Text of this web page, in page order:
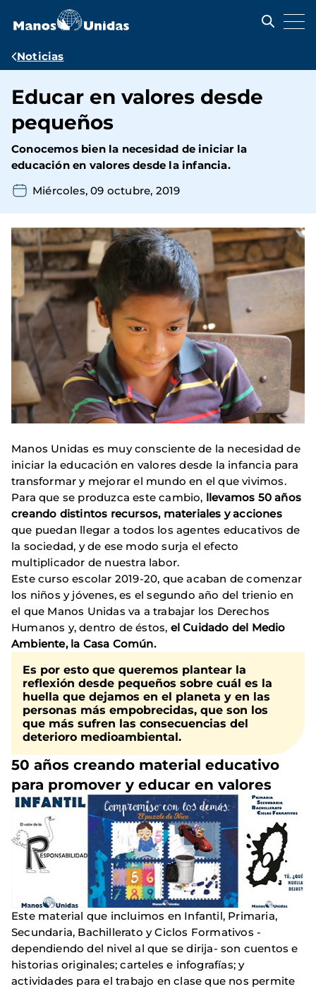
contenido
Ruta
navegación
Noticias
Educar en valores desde
pequeños
Conocemos bien la necesidad de iniciar la
educación en valores desde la infancia.
Miércoles, 09 octubre, 2019
Manos Unidas es muy consciente de la necesidad de
iniciar la educación en valores desde la infancia para
transformar y mejorar el mundo en el que vivimos.
Para que se produzca este cambio, llevamos 50 años
creando distintos recursos, materiales y acciones
que puedan llegar a todos los agentes educativos de
la sociedad, y de ese modo surja el efecto
multiplicador de nuestra labor.
Este curso escolar 2019-20, que acaban de comenzar
los niños y jóvenes, es el segundo año del trienio en
el que Manos Unidas va a trabajar los Derechos
Humanos y, dentro de éstos, el Cuidado del Medio
Ambiente, la Casa Común.
Es por esto que queremos plantear la
reflexión desde pequeños sobre cuál es la
huella que dejamos en el planeta y en las
personas más empobrecidas, que son los
que más sufren las consecuencias del
deterioro medioambiental.
50 años creando material educativo
para promover y educar en valores
Este material que incluimos en Infantil, Primaria,
Secundaria, Bachillerato y Ciclos Formativos -
dependiendo del nivel al que se dirija- son cuentos e
historias originales; carteles e infografías; y
actividades para el trabajo en clase que nos permite